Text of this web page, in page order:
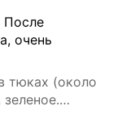
После
очень
тюках (около